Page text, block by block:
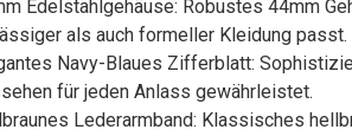
Edelstahlgehäuse: Robustes 44mm
als auch formeller Kleidung passt.
Navy-Blaues Zifferblatt:
für jeden Anlass gewährleistet.
Lederarmband: Klassisches